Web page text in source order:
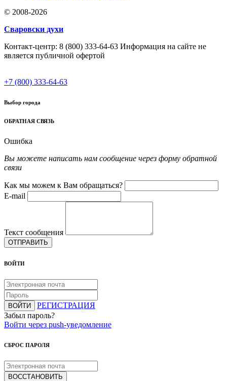
© 2008-2026
Сваровски духи
Контакт-центр: 8 (800) 333-64-63 Информация на сайте не
является публичной офертой
+7 (800) 333-64-63
Выбор города
ОБРАТНАЯ СВЯЗЬ
Ошибка
Вы можете написать нам сообщение через форму обратной
связи
Как мы можем к Вам обращаться?
E-mail
Текст сообщения
ОТПРАВИТЬ
ВОЙТИ
ВОЙТИ
РЕГИСТРАЦИЯ
Забыл пароль?
Войти через push-уведомление
СБРОС ПАРОЛЯ
ВОССТАНОВИТЬ